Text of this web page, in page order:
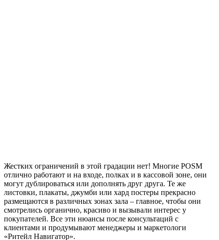
Жестких ограничений в этой градации нет! Многие POSM
отлично работают и на входе, полках и в кассовой зоне, они
могут дублироваться или дополнять друг друга. Те же
листовки, плакаты, джумби или хард постеры прекрасно
размещаются в различных зонах зала – главное, чтобы они
смотрелись органично, красиво и вызывали интерес у
покупателей. Все эти нюансы после консультаций с
клиентами и продумывают менеджеры и маркетологи
«Ритейл Навигатор».